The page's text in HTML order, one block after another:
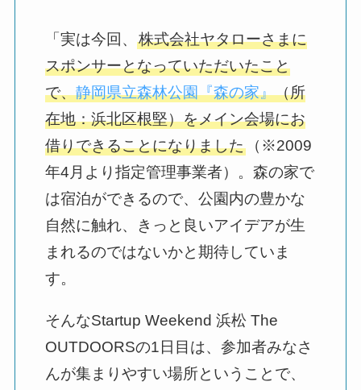
「実は今回、 株式会社ヤタローさまに
スポンサーとなっていただいたこと
で、静岡県立森林公園『森の家』（所
在地：浜北区根堅）をメイン会場にお
借りできることになりました（※2009
年4月より指定管理事業者）。森の家で
は宿泊ができるので、公園内の豊かな
自然に触れ、きっと良いアイデアが生
まれるのではないかと期待していま
す。
そんなStartup Weekend 浜松 The
OUTDOORSの1日目は、参加者みなさ
んが集まりやすい場所ということで、